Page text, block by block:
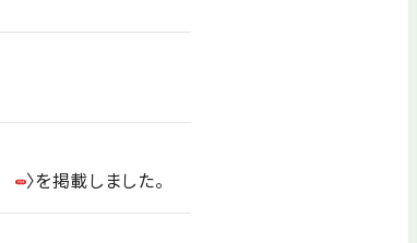
〉を掲載しました。